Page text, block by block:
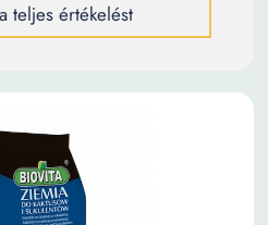
teljes értékelést